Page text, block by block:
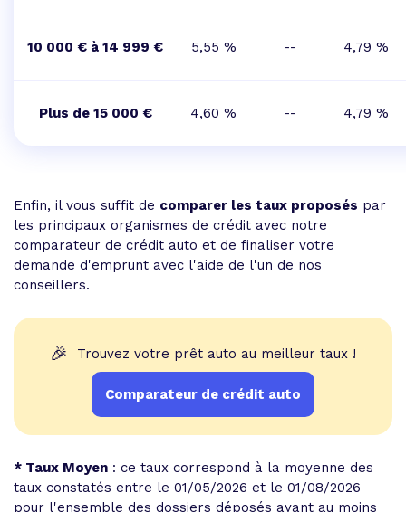
10 000 € à 14 999 € 5,55 % -- 4,79 %
Plus de 15 000 € 4,60 % -- 4,79 %
Enfin, il vous suffit de comparer les taux proposés par
les principaux organismes de crédit avec notre
comparateur de crédit auto et de finaliser votre
demande d'emprunt avec l'aide de l'un de nos
conseillers.
🎉 Trouvez votre prêt auto au meilleur taux !
Comparateur de crédit auto
* Taux Moyen : ce taux correspond à la moyenne des
taux constatés entre le 01/05/2026 et le 01/08/2026
pour l'ensemble des dossiers déposés ayant au moins